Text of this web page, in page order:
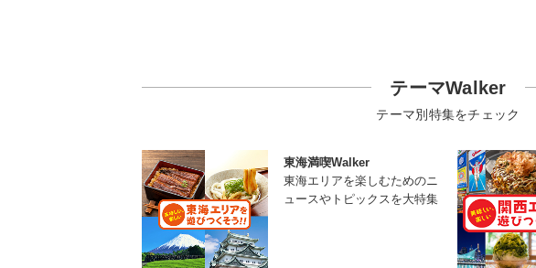
テーマWalker
テーマ別特集をチェック
東海満喫Walker
東海エリアを楽しむためのニ
ュースやトピックスを大特集